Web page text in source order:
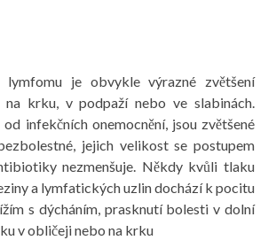
lymfomu je obvykle výrazné zvětšení
krku, v podpaží nebo ve slabinách.
od infekčních onemocnění, jsou zvětšené
jejich velikost se postupem
nezmenšuje. Někdy kvůli tlaku
a lymfatických uzlin dochází k pocitu
s dýcháním, prasknutí bolesti v dolní
v obličeji nebo na krku